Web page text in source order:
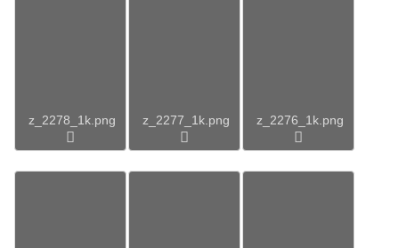
z_2278_1k.png z_2277_1k.png z_2276_1k.png